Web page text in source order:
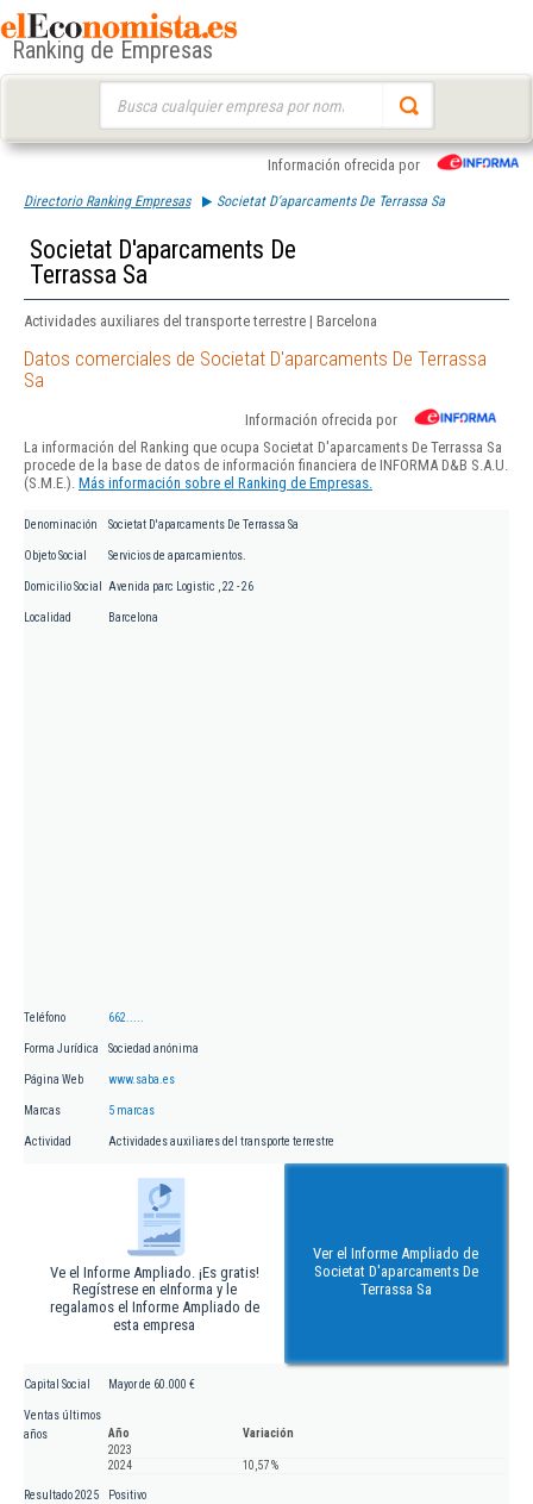
Ranking de Empresas
Información ofrecida por
Directorio Ranking Empresas Societat D'aparcaments De Terrassa Sa
Societat D'aparcaments De
Terrassa Sa
Actividades auxiliares del transporte terrestre | Barcelona
Datos comerciales de Societat D'aparcaments De Terrassa
Sa
Información ofrecida por
La información del Ranking que ocupa Societat D'aparcaments De Terrassa Sa
procede de la base de datos de información financiera de INFORMA D&B S.A.U.
(S.M.E.). Más información sobre el Ranking de Empresas.
Denominación Societat D'aparcaments De Terrassa Sa
Objeto Social Servicios de aparcamientos.
Domicilio Social Avenida parc Logistic , 22 - 26
Localidad Barcelona
Teléfono 662.....
Forma Jurídica Sociedad anónima
Página Web www.saba.es
Marcas 5 marcas
Actividad Actividades auxiliares del transporte terrestre
Ve el Informe Ampliado. ¡Es gratis!
Regístrese en eInforma y le
regalamos el Informe Ampliado de
esta empresa
Ver el Informe Ampliado de
Societat D'aparcaments De
Terrassa Sa
Capital Social Mayor de 60.000 €
Ventas últimos
años
Año
Variación
2023
2024
10,57 %
Resultado 2025 Positivo